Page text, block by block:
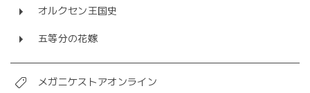
オルクセン王国史
五等分の花嫁
メガニケストアオンライン